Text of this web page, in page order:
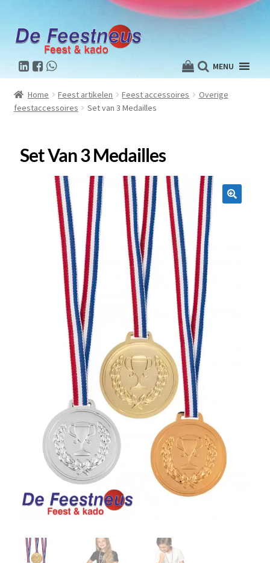
MENU
Home Feest artikelen Feest accessoires
Overige
feestaccessoires
Set van 3 Medailles
Set Van 3 Medailles